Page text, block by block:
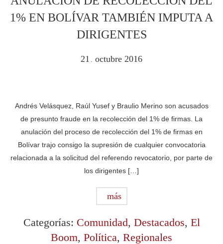
1% EN BOLÍVAR TAMBIÉN IMPUTA A
DIRIGENTES
21 . octubre 2016
Andrés Velásquez, Raúl Yusef y Braulio Merino son acusados
de presunto fraude en la recolección del 1% de firmas. La
anulación del proceso de recolección del 1% de firmas en
Bolívar trajo consigo la supresión de cualquier convocatoria
relacionada a la solicitud del referendo revocatorio, por parte de
los dirigentes […]
más
Categorías: Comunidad, Destacados, El
Boom, Política, Regionales